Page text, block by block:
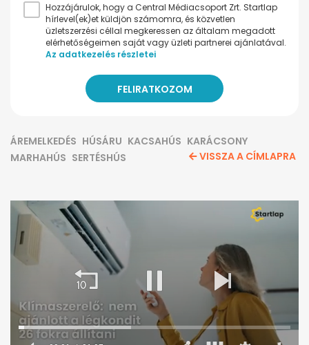
Hozzájárulok, hogy a Central Médiacsoport Zrt. Startlap
hírlevel(ek)et küldjön számomra, és közvetlen
üzletszerzési céllal megkeressen az általam megadott
elérhetőségeimen saját vagy üzleti partnerei ajánlatával.
Az adatkezelés részletei
ÁREMELKEDÉS HÚSÁRU KACSAHÚS KARÁCSONY
MARHAHÚS SERTÉSHÚS VISSZA A CÍMLAPRA